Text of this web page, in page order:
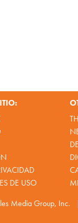
DE USO
Media Group, Inc.